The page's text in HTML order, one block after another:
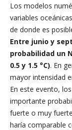
Los modelos
variables
de donde es
Entre junio y
probabilidad un
0.5 y 1.5 °C). En
mayor intensidad
En este evento,
importante
fuerte o muy
haría comparable